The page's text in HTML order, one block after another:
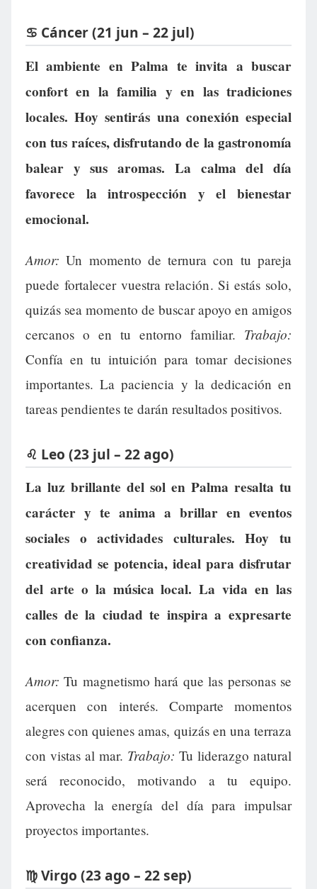
♋ Cáncer (21 jun – 22 jul)
El ambiente en Palma te invita a buscar
confort en la familia y en las tradiciones
locales. Hoy sentirás una conexión especial
con tus raíces, disfrutando de la gastronomía
balear y sus aromas. La calma del día
favorece la introspección y el bienestar
emocional.
Amor: Un momento de ternura con tu pareja
puede fortalecer vuestra relación. Si estás solo,
quizás sea momento de buscar apoyo en amigos
cercanos o en tu entorno familiar. Trabajo:
Confía en tu intuición para tomar decisiones
importantes. La paciencia y la dedicación en
tareas pendientes te darán resultados positivos.
♌ Leo (23 jul – 22 ago)
La luz brillante del sol en Palma resalta tu
carácter y te anima a brillar en eventos
sociales o actividades culturales. Hoy tu
creatividad se potencia, ideal para disfrutar
del arte o la música local. La vida en las
calles de la ciudad te inspira a expresarte
con confianza.
Amor: Tu magnetismo hará que las personas se
acerquen con interés. Comparte momentos
alegres con quienes amas, quizás en una terraza
con vistas al mar. Trabajo: Tu liderazgo natural
será reconocido, motivando a tu equipo.
Aprovecha la energía del día para impulsar
proyectos importantes.
♍ Virgo (23 ago – 22 sep)